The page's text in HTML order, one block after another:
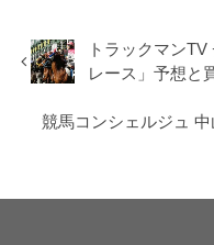
トラックマン
レース」予想と
競馬コンシェルジュ